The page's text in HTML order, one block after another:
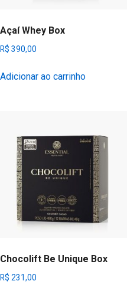
Açaí Whey Box
R$ 390,00
Adicionar ao carrinho
Chocolift Be Unique Box
R$ 231,00